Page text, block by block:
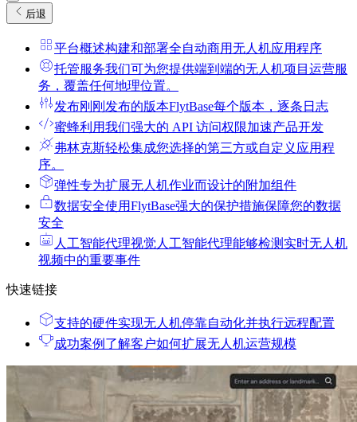
后退
平台概述构建和部署全自动商用无人机应用程序
托管服务我们可为您提供端到端的无人机项目运营服
务，覆盖任何地理位置。
发布刚刚发布的版本FlytBase每个版本，逐条日志
蜜蜂利用我们强大的 API 访问权限加速产品开发
弗林克斯轻松集成您选择的第三方或自定义应用程
序。
弹性专为扩展无人机作业而设计的附加组件
数据安全使用FlytBase强大的保护措施保障您的数据
安全
人工智能代理视觉人工智能代理能够检测实时无人机
视频中的重要事件
快速链接
支持的硬件实现无人机停靠自动化并执行远程配置
成功案例 了解客户如何扩展无人机运营规模